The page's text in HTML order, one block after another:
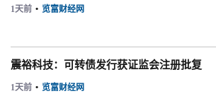
1天前 • 览富财经网
震裕科技：可转债发行获证监会注册批复
1天前 • 览富财经网